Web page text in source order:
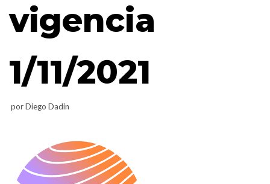
vigencia
1/11/2021
porDiego Dadin